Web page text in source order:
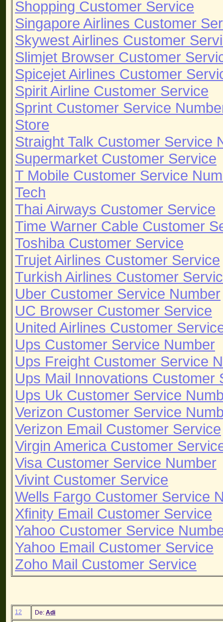
Shopping Customer Service
Singapore Airlines Customer
Skywest Airlines Customer
Slimjet Browser Customer
Spicejet Airlines Customer
Spirit Airline Customer Service
Sprint Customer Service
Store
Straight Talk Customer Service
Supermarket Customer Service
T Mobile Customer Service
Tech
Thai Airways Customer Service
Time Warner Cable Customer
Toshiba Customer Service
Trujet Airlines Customer Service
Turkish Airlines Customer
Uber Customer Service Number
UC Browser Customer Service
United Airlines Customer
Ups Customer Service Number
Ups Freight Customer Service
Ups Mail Innovations Customer
Ups Uk Customer Service
Verizon Customer Service
Verizon Email Customer Service
Virgin America Customer
Visa Customer Service Number
Vivint Customer Service
Wells Fargo Customer Service
Xfinity Email Customer Service
Yahoo Customer Service
Yahoo Email Customer Service
Zoho Mail Customer Service
12 De: Adi